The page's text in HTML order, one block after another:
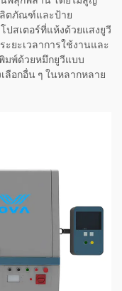
ลิตภัณฑ์และป้าย
สเตอร์ที่แห้งด้วยแสงยูวี
ยะเวลาการใช้งานและ
มพ์ด้วยหมึกยูวีแบบ
ลือกอื่น ๆ ในหลากหลาย